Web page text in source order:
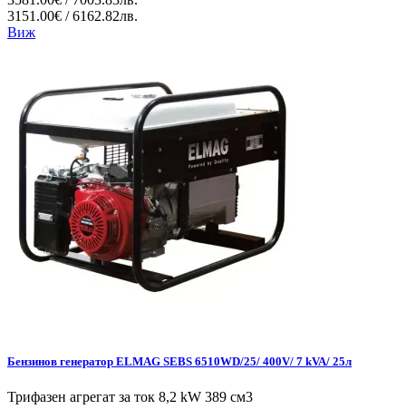
3151.00€ / 6162.82лв.
Виж
Бензинов генератор ELMAG SEBS 6510WD/25/ 400V/ 7 kVA/ 25л
Трифазен агрегат за ток 8,2 kW 389 см3